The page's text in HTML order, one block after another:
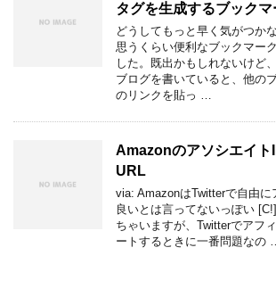
タグを生成するブックマ
どうしてもっと早く気がつか
思うくらい便利なブックマー
した。既出かもしれないけど
ブログを書いていると、他の
のリンクを貼っ …
Amazonのアソシエイト
URL
via: AmazonはTwitterで自由に
良いとは言ってないっぽい
ちゃいますが、Twitterでアフ
ートするときに一番問題なの